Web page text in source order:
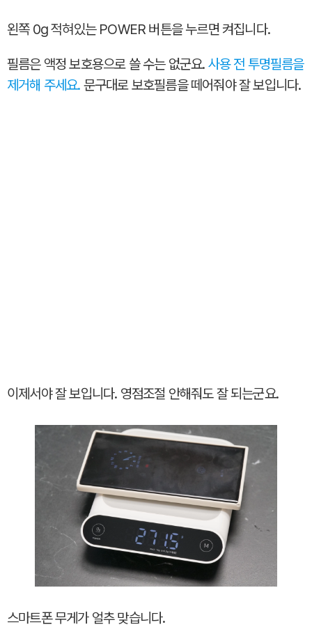
왼쪽 0g 적혀있는 POWER 버튼을 누르면 켜집니다.
필름은 액정 보호용으로 쓸 수는 없군요. 사용 전 투명필름을
제거해 주세요. 문구대로 보호필름을 떼어줘야 잘 보입니다.
이제서야 잘 보입니다. 영점조절 안해줘도 잘 되는군요.
스마트폰 무게가 얼추 맞습니다.